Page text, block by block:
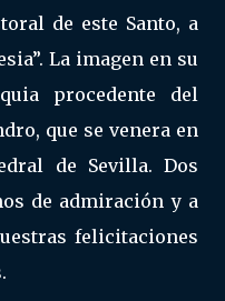
de este Santo, a
La imagen en su
procedente del
que se venera en
de Sevilla. Dos
de admiración y a
felicitaciones